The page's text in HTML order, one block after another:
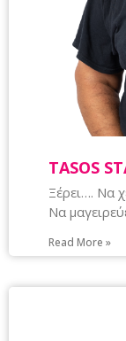
TASOS
Ξέρει…. Να
Να
Read More »